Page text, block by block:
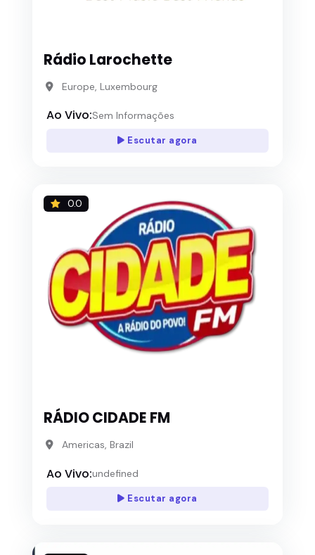
Rádio Larochette
Europe, Luxembourg
Ao Vivo:Sem Informações
Escutar agora
0.0
RÁDIO CIDADE FM
Americas, Brazil
Ao Vivo:undefined
Escutar agora